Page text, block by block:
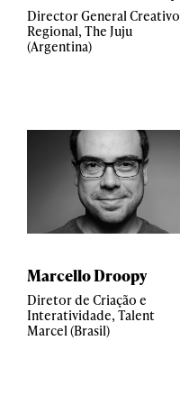
Director General Creativo
Regional, The Juju
(Argentina)
Marcello Droopy
Diretor de Criação e
Interatividade, Talent
Marcel (Brasil)